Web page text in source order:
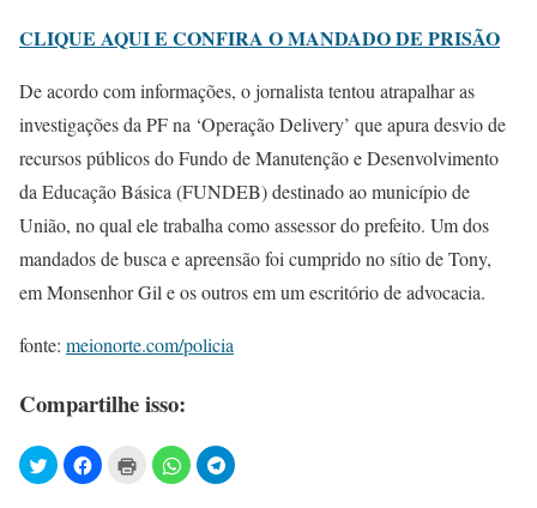
CLIQUE AQUI E CONFIRA O MANDADO DE PRISÃO
De acordo com informações, o jornalista tentou atrapalhar as
investigações da PF na ‘Operação Delivery’ que apura desvio de
recursos públicos do Fundo de Manutenção e Desenvolvimento
da Educação Básica (FUNDEB) destinado ao município de
União, no qual ele trabalha como assessor do prefeito. Um dos
mandados de busca e apreensão foi cumprido no sítio de Tony,
em Monsenhor Gil e os outros em um escritório de advocacia.
fonte: meionorte.com/policia
Compartilhe isso: